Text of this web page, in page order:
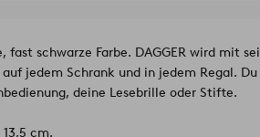
schwarze Farbe. DAGGER wird mit
jedem Schrank und in jedem Regal.
deine Lesebrille oder Stifte.
cm.